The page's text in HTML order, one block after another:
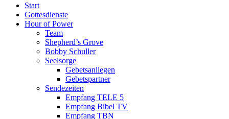
Start
Gottesdienste
Hour of Power
Team
Shepherd’s Grove
Bobby Schuller
Seelsorge
Gebetsanliegen
Gebetspartner
Sendezeiten
Empfang TELE 5
Empfang Bibel TV
Empfang TBN